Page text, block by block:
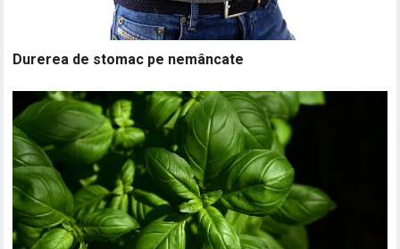
Durerea de stomac pe nemâncate